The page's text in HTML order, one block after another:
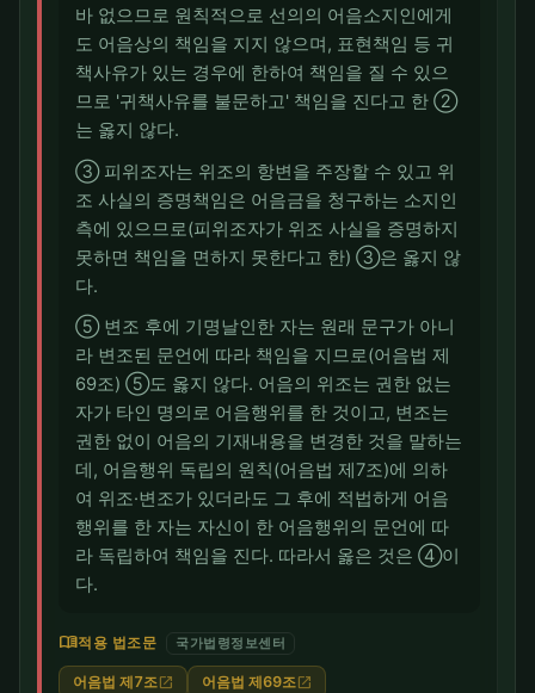
바 없으므로 원칙적으로 선의의 어음소지인에게
도 어음상의 책임을 지지 않으며, 표현책임 등 귀
책사유가 있는 경우에 한하여 책임을 질 수 있으
므로 '귀책사유를 불문하고' 책임을 진다고 한 ②
는 옳지 않다.
③ 피위조자는 위조의 항변을 주장할 수 있고 위
조 사실의 증명책임은 어음금을 청구하는 소지인
측에 있으므로(피위조자가 위조 사실을 증명하지
못하면 책임을 면하지 못한다고 한) ③은 옳지 않
다.
⑤ 변조 후에 기명날인한 자는 원래 문구가 아니
라 변조된 문언에 따라 책임을 지므로(어음법 제
69조) ⑤도 옳지 않다. 어음의 위조는 권한 없는
자가 타인 명의로 어음행위를 한 것이고, 변조는
권한 없이 어음의 기재내용을 변경한 것을 말하는
데, 어음행위 독립의 원칙(어음법 제7조)에 의하
여 위조·변조가 있더라도 그 후에 적법하게 어음
행위를 한 자는 자신이 한 어음행위의 문언에 따
라 독립하여 책임을 진다. 따라서 옳은 것은 ④이
다.
menu_book적용 법조문 국가법령정보센터
어음법 제7조 open_in_new 어음법 제69조 open_in_new